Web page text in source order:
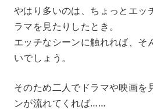
やはり多いのは、ちょっとエッ
ラマを見たりしたとき。
エッチなシーンに触れれば、そ
いでしょう。
そのため二人でドラマや映画を
ンが流れてくれば……